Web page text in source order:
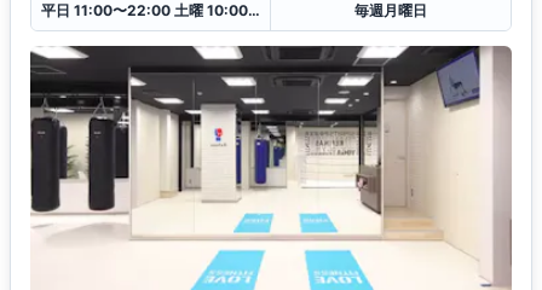
平日 11:00〜22:00 土曜 10:00〜20:00 日・祝 10:00〜18:00
毎週月曜日